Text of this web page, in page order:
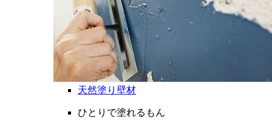
天然塗り壁材
ひとりで塗れるもん